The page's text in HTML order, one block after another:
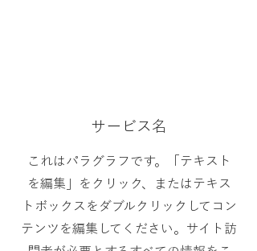
サービス名
これはパラグラフです。「テキスト
を編集」をクリック、またはテキス
トボックスをダブルクリックしてコン
テンツを編集してください。サイト訪